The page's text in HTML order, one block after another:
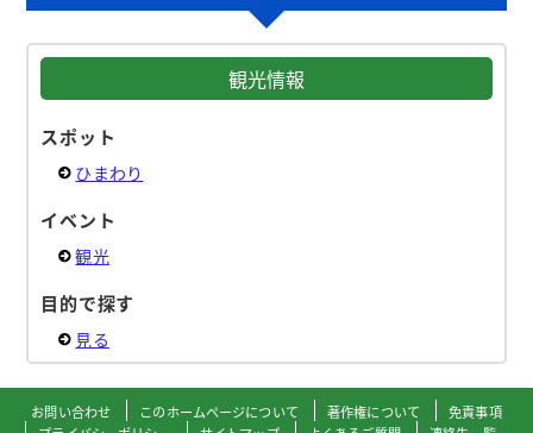
観光情報
スポット
ひまわり
イベント
観光
目的で探す
見る
お問い合わせ このホームページについて 著作権について
免責事項